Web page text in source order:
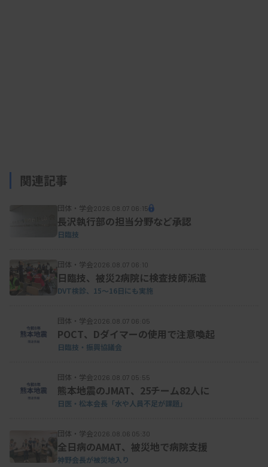
関連記事
団体・学会2026.08.07 06:15
長沢執行部の担当分野など承認
日臨技
団体・学会2026.08.07 06:10
日臨技、被災2病院に検査技師派遣
DVT検診、15～16日にも実施
団体・学会2026.08.07 06:05
POCT、Dダイマーの使用で注意喚起
日臨技・振興協議会
団体・学会2026.08.07 05:55
熊本地震のJMAT、25チーム82人に
日医・松本会長「水や人員不足が課題」
団体・学会2026.08.06 05:30
全日病のAMAT、被災地で病院支援
神野会長が被災地入り